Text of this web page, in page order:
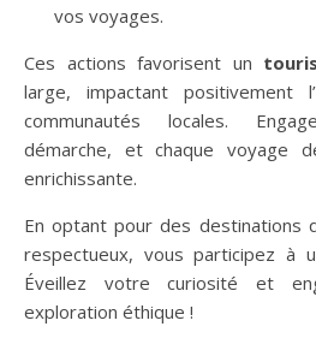
vos voyages.
Ces actions favorisent un
large, impactant positivement
communautés locales.
démarche, et chaque voyage
enrichissante.
En optant pour des destinations
respectueux, vous participez à
Éveillez votre curiosité et
exploration éthique !